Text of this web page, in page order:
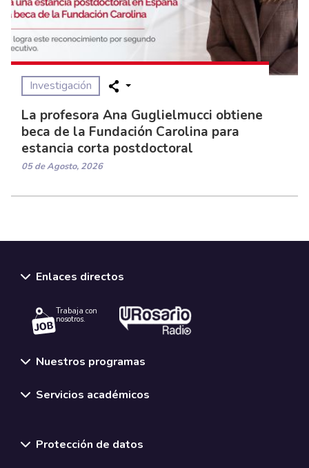
Investigación
La profesora Ana Guglielmucci obtiene
beca de la Fundación Carolina para
estancia corta postdoctoral
05 de Agosto, 2026
Enlaces directos
Trabaja con
nosotros.
Nuestros programas
Servicios académicos
Protección de datos